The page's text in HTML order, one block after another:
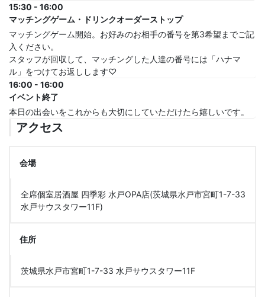
15:30 - 16:00
マッチングゲーム・ドリンクオーダーストップ
マッチングゲーム開始。お好みのお相手の番号を第3希望までご記
入ください。
スタッフが回収して、マッチングした人達の番号には「ハナマ
ル」をつけてお返しします♡
16:00 - 16:00
イベント終了
本日の出会いをこれからも大切にしていただけたら嬉しいです。
アクセス
会場
全席個室居酒屋 四季彩 水戸OPA店(茨城県水戸市宮町1-7-33
水戸サウスタワー11F)
住所
茨城県水戸市宮町1-7-33 水戸サウスタワー11F